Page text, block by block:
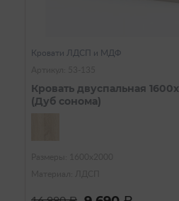
Кровати ЛДСП и МДФ
Кровать двуспальная
(Дуб сонома)